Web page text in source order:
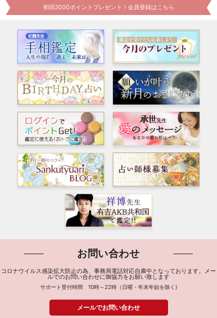
初回2000ポイントプレゼント！会員登録はこちら
お問い合わせ
コロナウイルス感染拡大防止の為、事務局電話対応自粛中となっております。メー
ルでのお問い合わせに御協力をお願い致します
サポート受付時間 10時～22時（日曜・年末年始を除く)
メールでお問い合わせ